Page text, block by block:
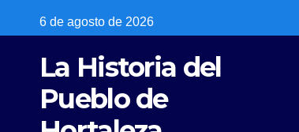
to
6 de agosto de 2026
La Historia del
Pueblo de